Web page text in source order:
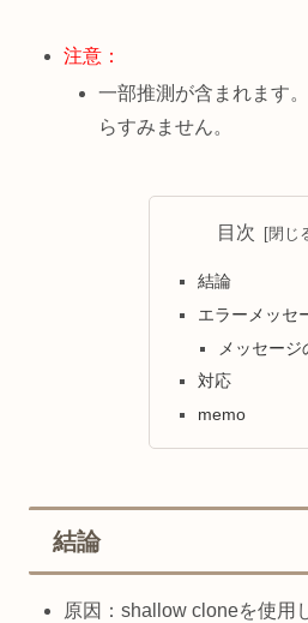
注意：
一部推測が含まれます
らすみません。
目次
結論
エラーメッセ
メッセージ
対応
memo
結論
原因：shallow cloneを使用